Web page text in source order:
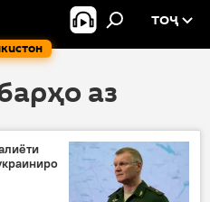
ТОҶ
аз